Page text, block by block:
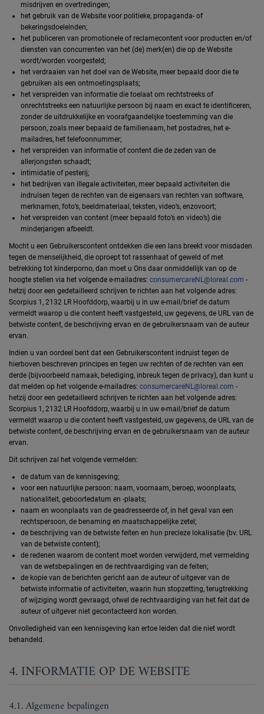
misdrijven en overtredingen;
het gebruik van de Website voor politieke, propaganda- of
bekeringsdoeleinden;
het publiceren van promotionele of reclamecontent voor producten en/of
diensten van concurrenten van het (de) merk(en) die op de Website
wordt/worden voorgesteld;
het verdraaien van het doel van de Website, meer bepaald door die te
gebruiken als een ontmoetingsplaats;
het verspreiden van informatie die toelaat om rechtstreeks of
onrechtstreeks een natuurlijke persoon bij naam en exact te identificeren,
zonder de uitdrukkelijke en voorafgaandelijke toestemming van die
persoon, zoals meer bepaald de familienaam, het postadres, het e-
mailadres, het telefoonnummer;
het verspreiden van informatie of content die de zeden van de
allerjongsten schaadt;
intimidatie of pesterij;
het bedrijven van illegale activiteiten, meer bepaald activiteiten die
indruisen tegen de rechten van de eigenaars van rechten van software,
merknamen, foto’s, beeldmateriaal, teksten, video’s, enzovoort;
het verspreiden van content (meer bepaald foto’s en video’s) die
minderjarigen afbeeldt.
Mocht u een Gebruikerscontent ontdekken die een lans breekt voor misdaden
tegen de menselijkheid, die oproept tot rassenhaat of geweld of met
betrekking tot kinderporno, dan moet u Ons daar onmiddellijk van op de
hoogte stellen via het volgende e-mailadres: consumercareNL@loreal.com -
hetzij door een gedetailleerd schrijven te richten aan het volgende adres:
Scorpius 1, 2132 LR Hoofddorp, waarbij u in uw e-mail/brief de datum
vermeldt waarop u die content heeft vastgesteld, uw gegevens, de URL van de
betwiste content, de beschrijving ervan en de gebruikersnaam van de auteur
ervan.
Indien u van oordeel bent dat een Gebruikerscontent indruist tegen de
hierboven beschreven principes en tegen uw rechten of de rechten van een
derde (bijvoorbeeld namaak, belediging, inbreuk tegen de privacy), dan kunt u
dat melden op het volgende e-mailadres: consumercareNL@loreal.com -
hetzij door een gedetailleerd schrijven te richten aan het volgende adres:
Scorpius 1, 2132 LR Hoofddorp, waarbij u in uw e-mail/brief de datum
vermeldt waarop u die content heeft vastgesteld, uw gegevens, de URL van de
betwiste content, de beschrijving ervan en de gebruikersnaam van de auteur
ervan.
Dit schrijven zal het volgende vermelden:
de datum van de kennisgeving;
voor een natuurlijke persoon: naam, voornaam, beroep, woonplaats,
nationaliteit, geboortedatum en -plaats;
naam en woonplaats van de geadresseerde of, in het geval van een
rechtspersoon, de benaming en maatschappelijke zetel;
de beschrijving van de betwiste feiten en hun precieze lokalisatie (bv. URL
van de betwiste content);
de redenen waarom de content moet worden verwijderd, met vermelding
van de wetsbepalingen en de rechtvaardiging van de feiten;
de kopie van de berichten gericht aan de auteur of uitgever van de
betwiste informatie of activiteiten, waarin hun stopzetting, terugtrekking
of wijziging wordt gevraagd, ofwel de rechtvaardiging van het feit dat de
auteur of uitgever niet gecontacteerd kon worden.
Onvolledigheid van een kennisgeving kan ertoe leiden dat die niet wordt
behandeld.
4. INFORMATIE OP DE WEBSITE
4.1. Algemene bepalingen